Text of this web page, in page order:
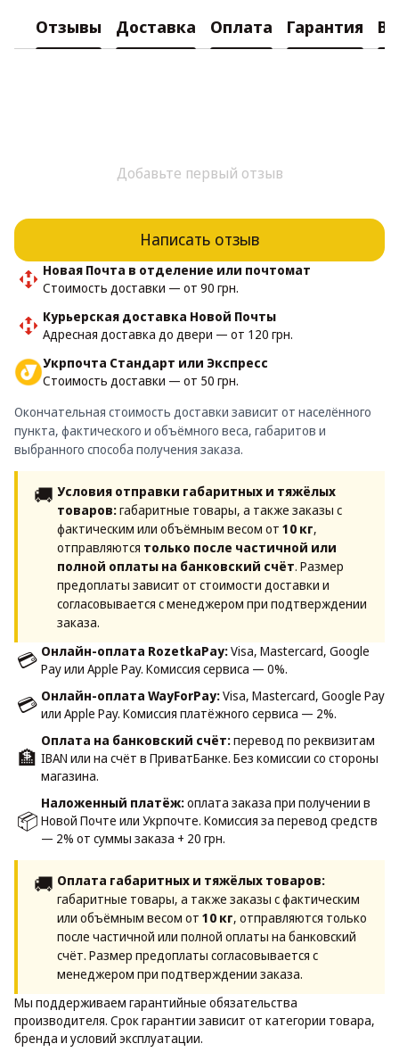
Отзывы Доставка Оплата Гарантия
Добавьте первый отзыв
Написать отзыв
Новая Почта в отделение или почтомат
Стоимость доставки — от 90 грн.
Курьерская доставка Новой Почты
Адресная доставка до двери — от 120 грн.
Укрпочта Стандарт или Экспресс
Стоимость доставки — от 50 грн.
Окончательная стоимость доставки зависит от населённого
пункта, фактического и объёмного веса, габаритов и
выбранного способа получения заказа.
🚚 Условия отправки габаритных и тяжёлых
товаров:габаритные товары, а также заказы с
фактическим или объёмным весом от 10 кг,
отправляются только после частичной или
полной оплаты на банковский счёт. Размер
предоплаты зависит от стоимости доставки и
согласовывается с менеджером при подтверждении
заказа.
💳 Онлайн-оплата RozetkaPay:Visa, Mastercard, Google
Pay или Apple Pay. Комиссия сервиса — 0%.
💳 Онлайн-оплата WayForPay:Visa, Mastercard, Google Pay
или Apple Pay. Комиссия платёжного сервиса — 2%.
🏦
Оплата на банковский счёт:перевод по реквизитам
IBAN или на счёт в ПриватБанке. Без комиссии со стороны
магазина.
📦
Наложенный платёж:оплата заказа при получении в
Новой Почте или Укрпочте. Комиссия за перевод средств
— 2% от суммы заказа + 20 грн.
🚚 Оплата габаритных и тяжёлых товаров:
габаритные товары, а также заказы с фактическим
или объёмным весом от 10 кг, отправляются только
после частичной или полной оплаты на банковский
счёт. Размер предоплаты согласовывается с
менеджером при подтверждении заказа.
Мы поддерживаем гарантийные обязательства
производителя. Срок гарантии зависит от категории товара,
бренда и условий эксплуатации.